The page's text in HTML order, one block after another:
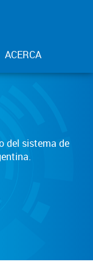
ACERCA
del sistema de